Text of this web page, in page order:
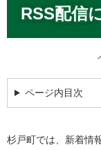
RSS配信
ページ内目次
杉戸町では、新着情